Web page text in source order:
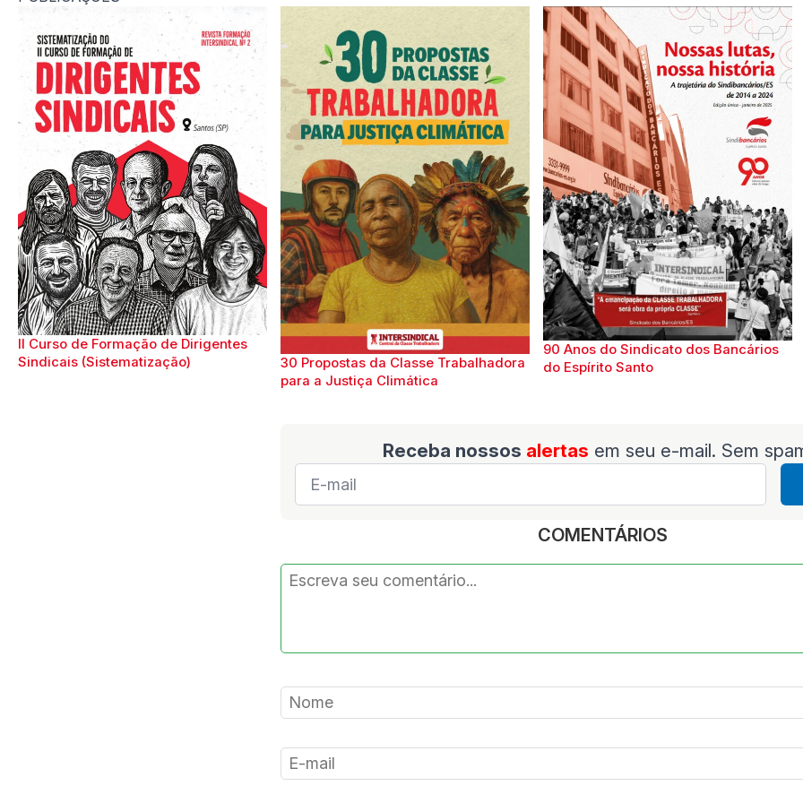
II Curso de Formação de Dirigentes
Sindicais (Sistematização)
30 Propostas da Classe Trabalhadora
para a Justiça Climática
90 Anos do Sindicato dos Bancários
do Espírito Santo
Receba nossos alertas em seu e-mail. Sem
E-
mail
COMENTÁRIOS